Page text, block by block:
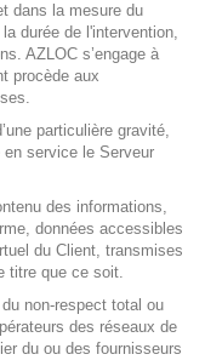
dans la mesure du
durée de l'intervention,
AZLOC s’engage à
procède aux
particulière gravité,
service le Serveur
des informations,
données accessibles
du Client, transmises
titre que ce soit.
non-respect total ou
des réseaux de
du ou des fournisseurs